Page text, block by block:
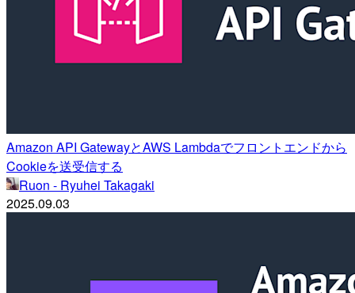
Amazon API GatewayとAWS Lambdaでフロントエンドから
Cookieを送受信する
Ruon - Ryuhei Takagaki
2025.09.03